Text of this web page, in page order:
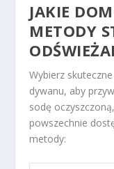
JAKIE
METODY
Wybierz skuteczne
dywanu, aby
sodę
powszechnie
metody: